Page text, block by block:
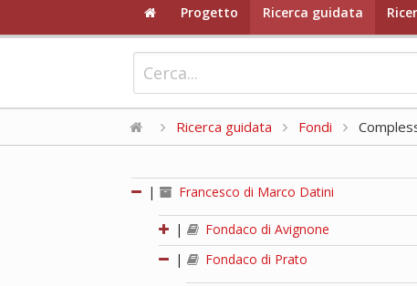
Progetto Ricerca guidata
Ricerca guidata Fondi
| Francesco di Marco Datini
|
Fondaco di Avignone
|
Fondaco di Prato